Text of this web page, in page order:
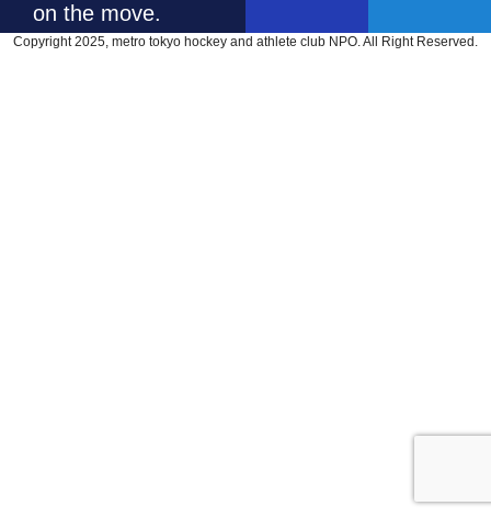
on the move.
Copyright 2025, metro tokyo hockey and athlete club NPO. All Right Reserved.